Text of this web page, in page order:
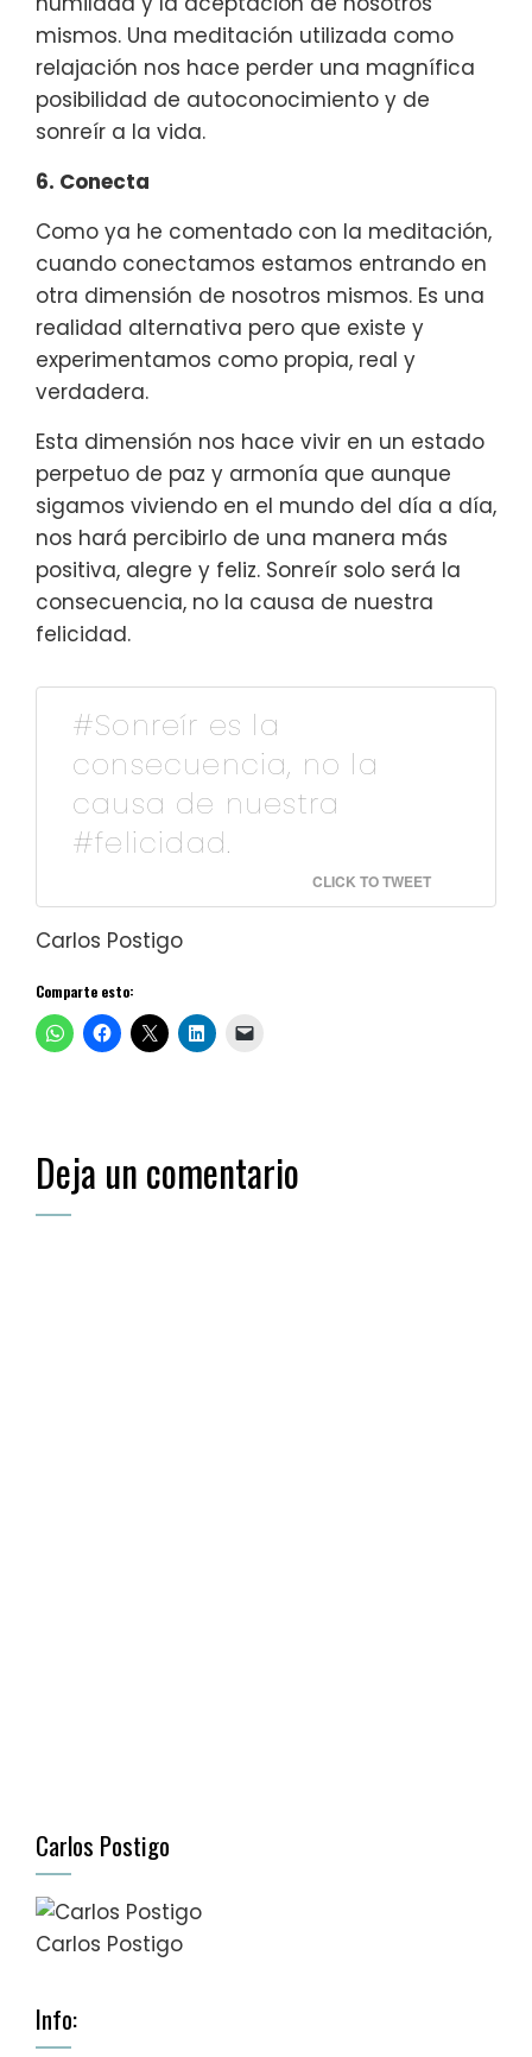
mismos. Una meditación utilizada como
relajación nos hace perder una magnífica
posibilidad de autoconocimiento y de
sonreír a la vida.
6. Conecta
Como ya he comentado con la meditación,
cuando conectamos estamos entrando en
otra dimensión de nosotros mismos. Es una
realidad alternativa pero que existe y
experimentamos como propia, real y
verdadera.
Esta dimensión nos hace vivir en un estado
perpetuo de paz y armonía que aunque
sigamos viviendo en el mundo del día a día,
nos hará percibirlo de una manera más
positiva, alegre y feliz. Sonreír solo será la
consecuencia, no la causa de nuestra
felicidad.
#Sonreír es la
consecuencia, no la
causa de nuestra
#felicidad.
CLICK TO TWEET
Carlos Postigo
Comparte esto:
Deja un comentario
Carlos Postigo
Carlos Postigo
Info: